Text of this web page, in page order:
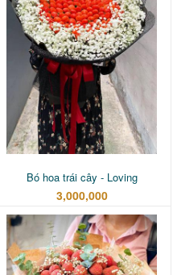
Bó hoa trái cây - Loving
3,000,000